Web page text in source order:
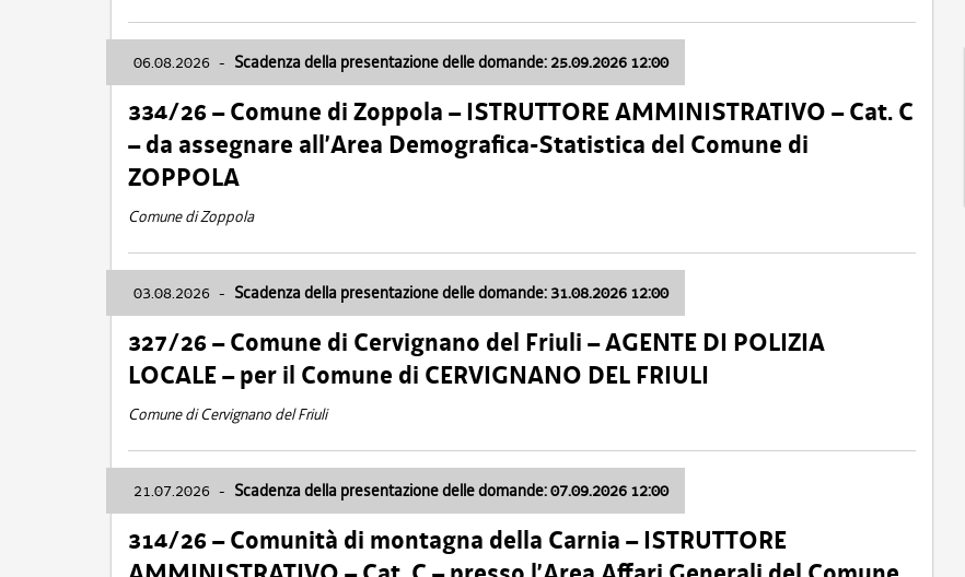
06.08.2026 - Scadenza della presentazione delle domande: 25.09.2026 12:00
334/26 – Comune di Zoppola – ISTRUTTORE AMMINISTRATIVO – Cat. C
– da assegnare all’Area Demografica-Statistica del Comune di
ZOPPOLA
Comune di Zoppola
03.08.2026 - Scadenza della presentazione delle domande: 31.08.2026 12:00
327/26 – Comune di Cervignano del Friuli – AGENTE DI POLIZIA
LOCALE – per il Comune di CERVIGNANO DEL FRIULI
Comune di Cervignano del Friuli
21.07.2026 - Scadenza della presentazione delle domande: 07.09.2026 12:00
314/26 – Comunità di montagna della Carnia – ISTRUTTORE